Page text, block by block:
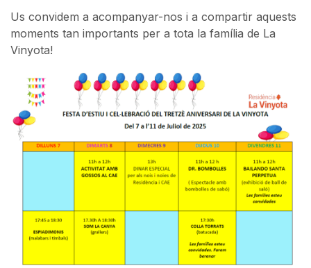
Us convidem a acompanyar-nos i a compartir aquests
moments tan importants per a tota la família de La
Vinyota!